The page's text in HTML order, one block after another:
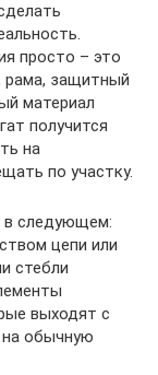
просто – это
рама, защитный
материал
получится
на
по участку.
в следующем:
цепи или
стебли
выходят с
на обычную